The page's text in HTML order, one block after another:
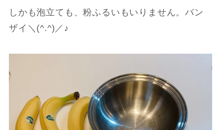
しかも泡立ても、粉ふるいもいりません。バン
ザイ＼(^.^)／♪